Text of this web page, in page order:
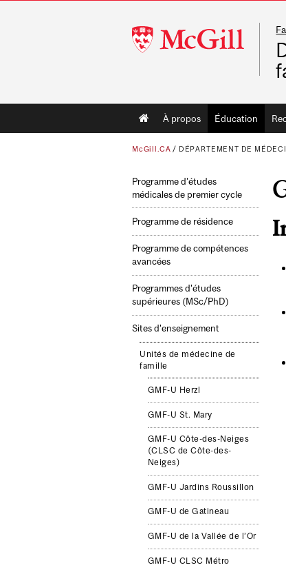
McGill
University
Main
navigation
À propos Éducation
McGill.CA / DÉPARTEMENT DE
Programme d’études
médicales de premier cycle
Programme de résidence
Programme de compétences
avancées
Programmes d'études
supérieures (MSc/PhD)
Sites d'enseignement
Unités de médecine de
famille
GMF-U Herzl
GMF-U St. Mary
GMF-U Côte-des-Neiges
(CLSC de Côte-des-
Neiges)
GMF-U Jardins Roussillon
GMF-U de Gatineau
GMF-U de la Vallée de l’Or
GMF-U CLSC Métro